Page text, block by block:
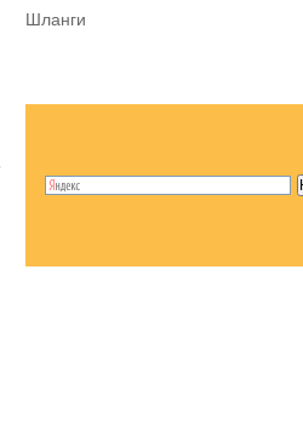
Шланги